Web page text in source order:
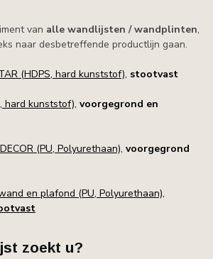
van alle wandlijsten / wandplinten,
naar desbetreffende productlijn gaan.
(HDPS, hard kunststof), stootvast
hard kunststof), voorgegrond en
(PU, Polyurethaan), voorgegrond
en plafond (PU, Polyurethaan),
zoekt u?